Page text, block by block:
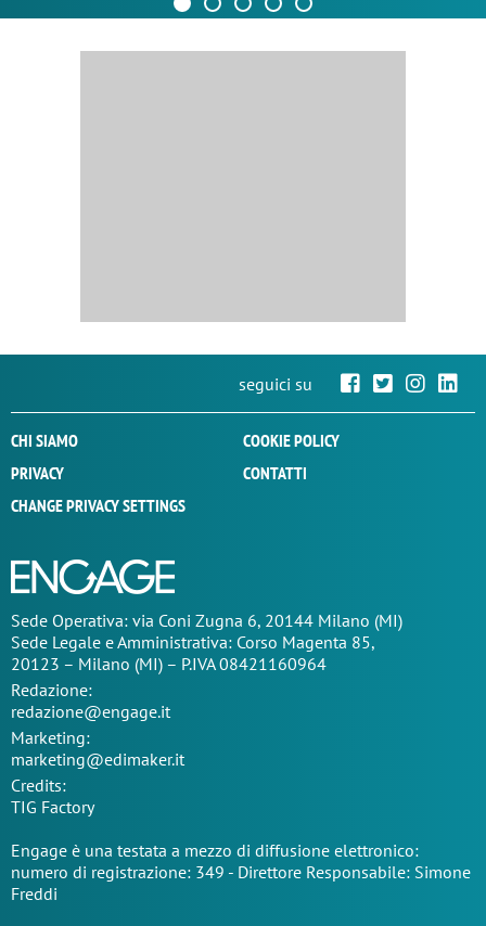
seguici su
CHI SIAMO
COOKIE POLICY
PRIVACY
CONTATTI
CHANGE PRIVACY SETTINGS
Sede Operativa: via Coni Zugna 6, 20144 Milano (MI)
Sede Legale e Amministrativa: Corso Magenta 85,
20123 – Milano (MI) – P.IVA 08421160964
Redazione:
redazione@engage.it
Marketing:
marketing@edimaker.it
Credits:
TIG Factory
Engage è una testata a mezzo di diffusione elettronico:
numero di registrazione: 349 - Direttore Responsabile: Simone
Freddi